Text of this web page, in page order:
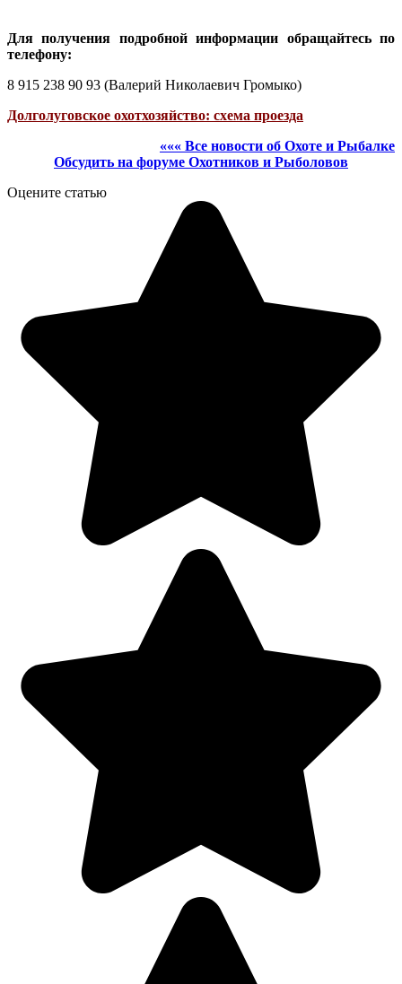
Для получения подробной информации обращайтесь по
телефону:
8 915 238 90 93 (Валерий Николаевич Громыко)
Долголуговское охотхозяйство: схема проезда
««« Все новости об Охоте и Рыбалке
Обсудить на форуме Охотников и Рыболовов
Оцените статью